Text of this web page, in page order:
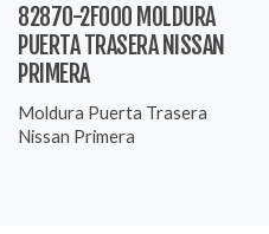
82870-2F000 MOLDURA
PUERTA TRASERA NISSAN
PRIMERA
Moldura Puerta Trasera
Nissan Primera